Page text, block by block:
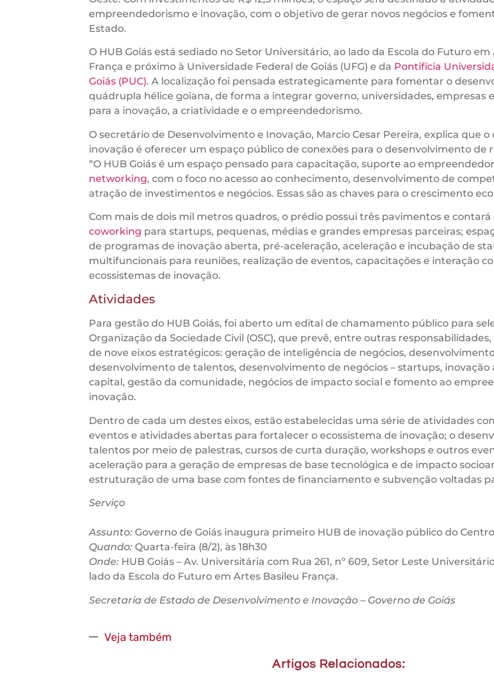
empreendedorismo e inovação, com o objetivo de gerar novos negócios e
Estado.
O HUB Goiás está sediado no Setor Universitário, ao lado da Escola do Futuro em
França e próximo à Universidade Federal de Goiás (UFG) e da Pontifícia
Goiás (PUC). A localização foi pensada estrategicamente para fomentar o
quádrupla hélice goiana, de forma a integrar governo, universidades, empresas e
para a inovação, a criatividade e o empreendedorismo.
O secretário de Desenvolvimento e Inovação, Marcio Cesar Pereira, explica que
inovação é oferecer um espaço público de conexões para o desenvolvimento de
“O HUB Goiás é um espaço pensado para capacitação, suporte ao
networking, com o foco no acesso ao conhecimento, desenvolvimento de
atração de investimentos e negócios. Essas são as chaves para o crescimento
Com mais de dois mil metros quadros, o prédio possui três pavimentos e contará
coworking para startups, pequenas, médias e grandes empresas parceiras;
de programas de inovação aberta, pré-aceleração, aceleração e incubação de
multifuncionais para reuniões, realização de eventos, capacitações e interação
ecossistemas de inovação.
Atividades
Para gestão do HUB Goiás, foi aberto um edital de chamamento público para
Organização da Sociedade Civil (OSC), que prevê, entre outras
de nove eixos estratégicos: geração de inteligência de negócios,
desenvolvimento de talentos, desenvolvimento de negócios – startups, inovação
capital, gestão da comunidade, negócios de impacto social e fomento ao
inovação.
Dentro de cada um destes eixos, estão estabelecidas uma série de atividades
eventos e atividades abertas para fortalecer o ecossistema de inovação; o
talentos por meio de palestras, cursos de curta duração, workshops e outros
aceleração para a geração de empresas de base tecnológica e de impacto
estruturação de uma base com fontes de financiamento e subvenção voltadas
Serviço
Assunto:Governo de Goiás inaugura primeiro HUB de inovação público do
Quando:Quarta-feira (8/2), às 18h30
Onde:HUB Goiás – Av. Universitária com Rua 261, nº 609, Setor Leste
lado da Escola do Futuro em Artes Basileu França.
Secretaria de Estado de Desenvolvimento e Inovação – Governo de Goiás
Veja também
Artigos Relacionados: